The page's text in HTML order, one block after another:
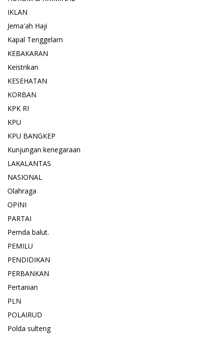
IKLAN
Jema'ah Haji
Kapal Tenggelam
KEBAKARAN
Keistrikan
KESEHATAN
KORBAN
KPK RI
KPU
KPU BANGKEP
Kunjungan kenegaraan
LAKALANTAS
NASIONAL
Olahraga
OPINI
PARTAI
Pemda balut.
PEMILU
PENDIDIKAN
PERBANKAN
Pertanian
PLN
POLAIRUD
Polda sulteng